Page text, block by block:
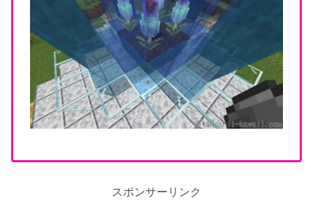
スポンサーリンク